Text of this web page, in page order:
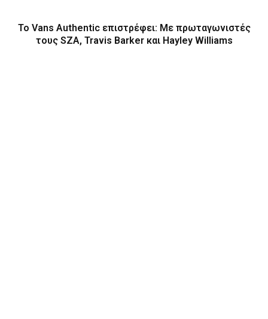
Το Vans Authentic επιστρέφει: Με πρωταγωνιστές
τους SZA, Travis Barker και Hayley Williams